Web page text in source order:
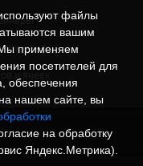
нужд
и ячеек
файлы
вашим
применяем
посетителей для
обеспечения
нашем сайте, вы
на обработку
Яндекс.Метрика).